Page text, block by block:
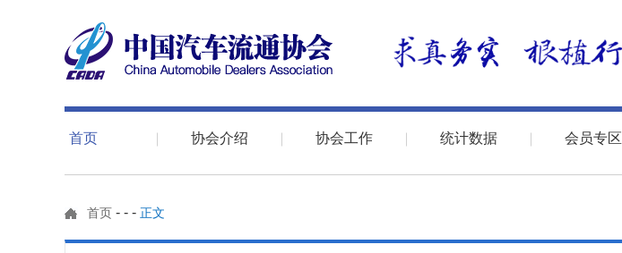
首页 协会介绍 协会工作 统计数据 会员专区
首页 - - - 正文